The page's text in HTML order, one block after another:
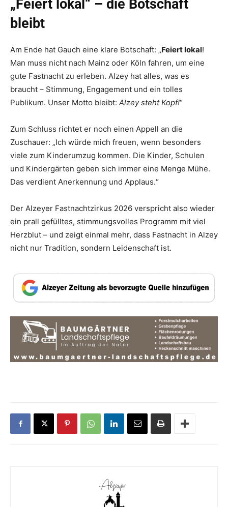
„Feiert lokal“ – die Botschaft
bleibt
Am Ende hat Gauch eine klare Botschaft: „Feiert lokal!
Man muss nicht nach Mainz oder Köln fahren, um eine
gute Fastnacht zu erleben. Alzey hat alles, was es
braucht – Stimmung, Engagement und ein tolles
Publikum. Unser Motto bleibt: Alzey steht Kopf!“
Zum Schluss richtet er noch einen Appell an die
Zuschauer: „Ich würde mich freuen, wenn besonders
viele zum Kinderumzug kommen. Die Kinder, Schulen
und Kindergärten geben sich immer eine Menge Mühe.
Das verdient Anerkennung und Applaus.“
Der Alzeyer Fastnachtzirkus 2026 verspricht also wieder
ein prall gefülltes, stimmungsvolles Programm mit viel
Herzblut – und zeigt einmal mehr, dass Fastnacht in Alzey
nicht nur Tradition, sondern Leidenschaft ist.